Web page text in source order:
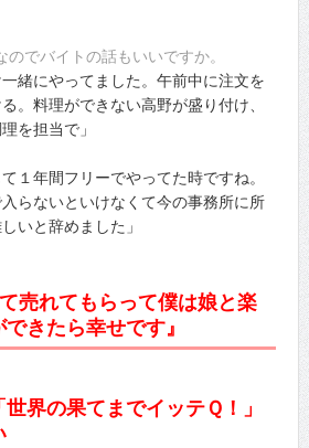
でバイトの話もいいですか。
緒にやってました。午前中に注文を
。料理ができない高野が盛り付け、
を担当で」
１年間フリーでやってた時ですね。
らないといけなくて今の事務所に所
いと辞めました」
売れてもらって僕は娘と楽
きたら幸せです』
界の果てまでイッテＱ！」